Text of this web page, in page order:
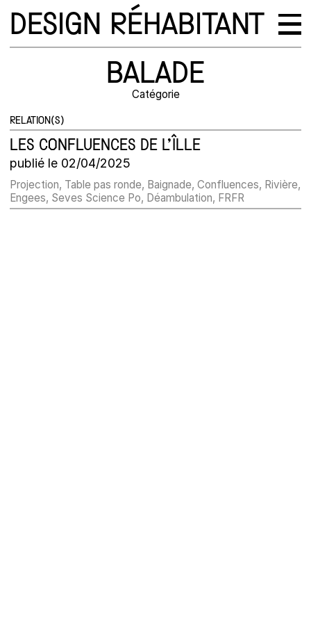
DESIGN RÉHABITANT
BALADE
Catégorie
RELATION(S)
LES CONFLUENCES DE L’ÎLLE
publié le 02/04/2025
Projection, Table pas ronde, Baignade, Confluences, Rivière,
Engees, Seves Science Po, Déambulation, FRFR